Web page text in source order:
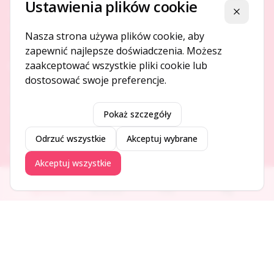
Platforma ogłoszeń i firm, która łączy ludzi i rozwija biznes
O NAS
DODAJ I PROMUJ
Dodaj ogłoszenie
Dodaj firmę
Ogłoszenia Aktualności Firmy Blog
Ustawienia plików cookie Zamknij
Nasza strona używa plików cookie, aby
zapewnić najlepsze doświadczenia. Możesz
zaakceptować wszystkie pliki cookie lub
dostosować swoje preferencje.
Pokaż szczegóły
Odrzuć wszystkie Akceptuj wybrane
Akceptuj wszystkie